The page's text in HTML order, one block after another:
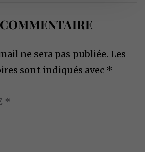
ne sera pas publiée. Les
sont indiqués avec *
*